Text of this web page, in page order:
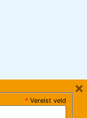
* Vereist veld
×